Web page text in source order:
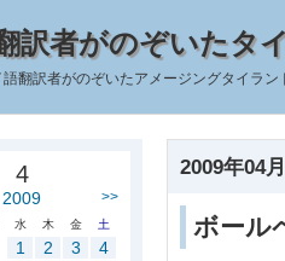
訳者がのぞいたタ
翻訳者がのぞいたアメージングタイラ
2009年04
ボール
4
2009 >>
水 木 金 土
1 2 3
4